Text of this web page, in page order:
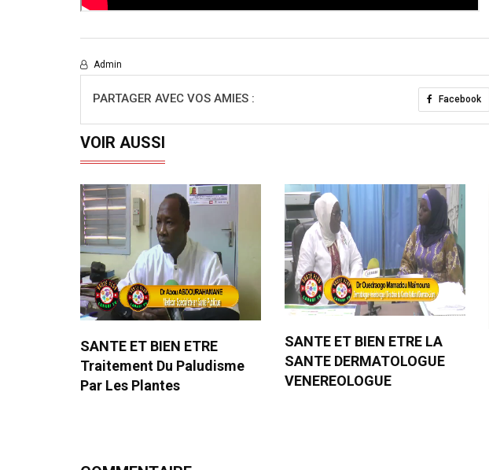
Admin
PARTAGER AVEC VOS AMIES : Facebook
VOIR AUSSI
SANTE ET BIEN ETRE
Traitement Du Paludisme
Par Les Plantes
SANTE ET BIEN ETRE LA
SANTE DERMATOLOGUE
VENEREOLOGUE